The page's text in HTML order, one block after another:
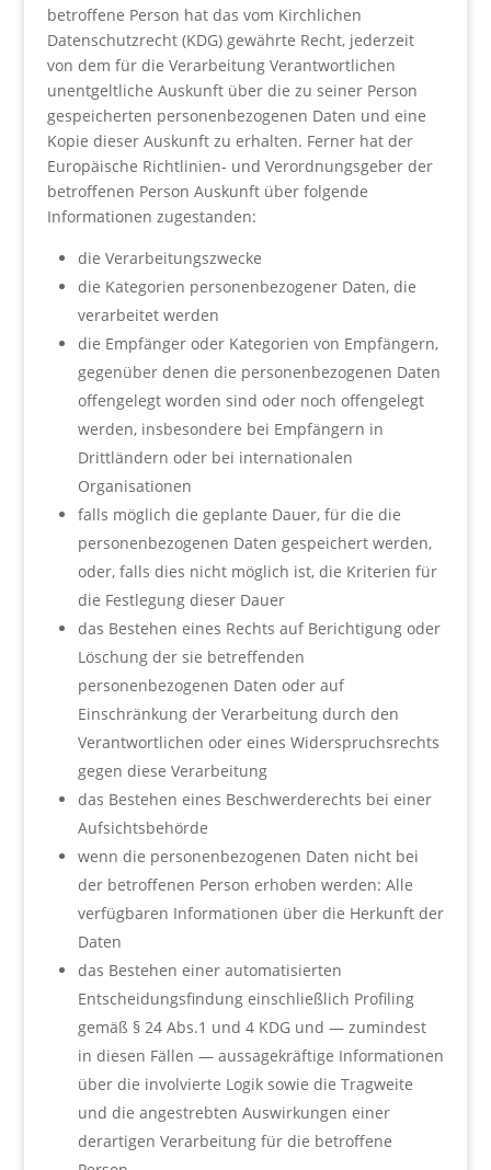
betroffene Person hat das vom Kirchlichen
Datenschutzrecht (KDG) gewährte Recht, jederzeit
von dem für die Verarbeitung Verantwortlichen
unentgeltliche Auskunft über die zu seiner Person
gespeicherten personenbezogenen Daten und eine
Kopie dieser Auskunft zu erhalten. Ferner hat der
Europäische Richtlinien- und Verordnungsgeber der
betroffenen Person Auskunft über folgende
Informationen zugestanden:
die Verarbeitungszwecke
die Kategorien personenbezogener Daten, die
verarbeitet werden
die Empfänger oder Kategorien von Empfängern,
gegenüber denen die personenbezogenen Daten
offengelegt worden sind oder noch offengelegt
werden, insbesondere bei Empfängern in
Drittländern oder bei internationalen
Organisationen
falls möglich die geplante Dauer, für die die
personenbezogenen Daten gespeichert werden,
oder, falls dies nicht möglich ist, die Kriterien für
die Festlegung dieser Dauer
das Bestehen eines Rechts auf Berichtigung oder
Löschung der sie betreffenden
personenbezogenen Daten oder auf
Einschränkung der Verarbeitung durch den
Verantwortlichen oder eines Widerspruchsrechts
gegen diese Verarbeitung
das Bestehen eines Beschwerderechts bei einer
Aufsichtsbehörde
wenn die personenbezogenen Daten nicht bei
der betroffenen Person erhoben werden: Alle
verfügbaren Informationen über die Herkunft der
Daten
das Bestehen einer automatisierten
Entscheidungsfindung einschließlich Profiling
gemäß § 24 Abs.1 und 4 KDG und — zumindest
in diesen Fällen — aussagekräftige Informationen
über die involvierte Logik sowie die Tragweite
und die angestrebten Auswirkungen einer
derartigen Verarbeitung für die betroffene